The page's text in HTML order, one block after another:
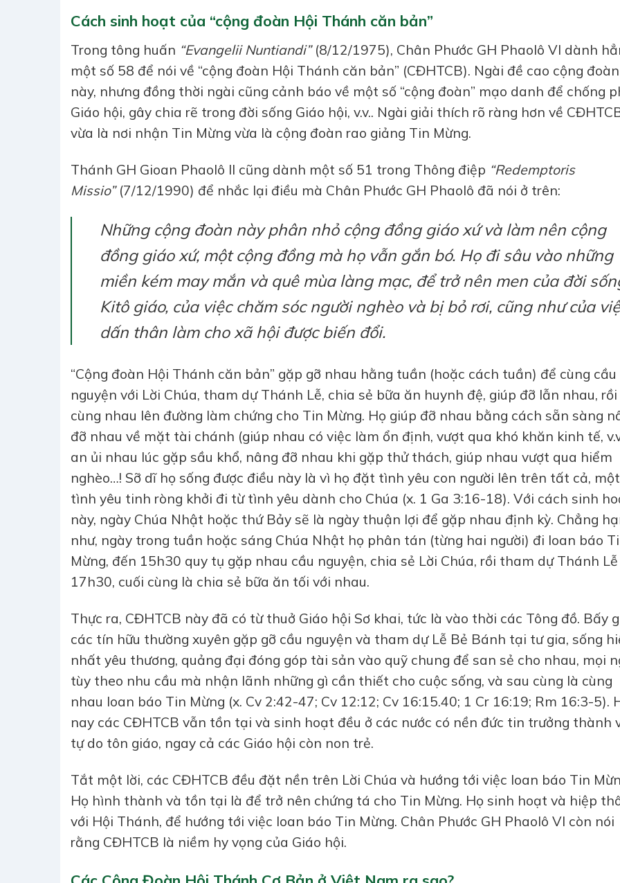
Cách sinh hoạt của “cộng đoàn Hội Thánh căn bản”
Trong tông huấn “Evangelii Nuntiandi”(8/12/1975), Chân Phước GH Phaolô VI dành
một số 58 để nói về “cộng đoàn Hội Thánh căn bản” (CĐHTCB). Ngài đề cao cộng đoàn
này, nhưng đồng thời ngài cũng cảnh báo về một số “cộng đoàn” mạo danh để chống
Giáo hội, gây chia rẽ trong đời sống Giáo hội, v.v.. Ngài giải thích rõ ràng hơn về
vừa là nơi nhận Tin Mừng vừa là cộng đoàn rao giảng Tin Mừng.
Thánh GH Gioan Phaolô II cũng dành một số 51 trong Thông điệp “Redemptoris
Missio”(7/12/1990) để nhắc lại điều mà Chân Phước GH Phaolô đã nói ở trên:
Những cộng đoàn này phân nhỏ cộng đồng giáo xứ và làm nên cộng
đồng giáo xứ, một cộng đồng mà họ vẫn gắn bó. Họ đi sâu vào những
miền kém may mắn và quê mùa làng mạc, để trở nên men của đời
Kitô giáo, của việc chăm sóc người nghèo và bị bỏ rơi, cũng như của
dấn thân làm cho xã hội được biến đổi.
“Cộng đoàn Hội Thánh căn bản” gặp gỡ nhau hằng tuần (hoặc cách tuần) để cùng cầu
nguyện với Lời Chúa, tham dự Thánh Lễ, chia sẻ bữa ăn huynh đệ, giúp đỡ lẫn nhau, rồi
cùng nhau lên đường làm chứng cho Tin Mừng. Họ giúp đỡ nhau bằng cách sẵn sàng
đỡ nhau về mặt tài chánh (giúp nhau có việc làm ổn định, vượt qua khó khăn kinh tế,
an ủi nhau lúc gặp sầu khổ, nâng đỡ nhau khi gặp thử thách, giúp nhau vượt qua hiểm
nghèo…! Sỡ dĩ họ sống được điều này là vì họ đặt tình yêu con người lên trên tất cả, một
tình yêu tinh ròng khởi đi từ tình yêu dành cho Chúa (x. 1 Ga 3:16-18). Với cách sinh
này, ngày Chúa Nhật hoặc thứ Bảy sẽ là ngày thuận lợi để gặp nhau định kỳ. Chẳng
như, ngày trong tuần hoặc sáng Chúa Nhật họ phân tán (từng hai người) đi loan báo
Mừng, đến 15h30 quy tụ gặp nhau cầu nguyện, chia sẻ Lời Chúa, rồi tham dự Thánh Lễ
17h30, cuối cùng là chia sẻ bữa ăn tối với nhau.
Thực ra, CĐHTCB này đã có từ thuở Giáo hội Sơ khai, tức là vào thời các Tông đồ. Bấy
các tín hữu thường xuyên gặp gỡ cầu nguyện và tham dự Lễ Bẻ Bánh tại tư gia, sống
nhất yêu thương, quảng đại đóng góp tài sản vào quỹ chung để san sẻ cho nhau, mọi
tùy theo nhu cầu mà nhận lãnh những gì cần thiết cho cuộc sống, và sau cùng là cùng
nhau loan báo Tin Mừng (x. Cv 2:42-47; Cv 12:12; Cv 16:15.40; 1 Cr 16:19; Rm 16:3-5).
nay các CĐHTCB vẫn tồn tại và sinh hoạt đều ở các nước có nền đức tin trưởng thành
tự do tôn giáo, ngay cả các Giáo hội còn non trẻ.
Tắt một lời, các CĐHTCB đều đặt nền trên Lời Chúa và hướng tới việc loan báo Tin
Họ hình thành và tồn tại là để trở nên chứng tá cho Tin Mừng. Họ sinh hoạt và hiệp
với Hội Thánh, để hướng tới việc loan báo Tin Mừng. Chân Phước GH Phaolô VI còn nói
rằng CĐHTCB là niềm hy vọng của Giáo hội.